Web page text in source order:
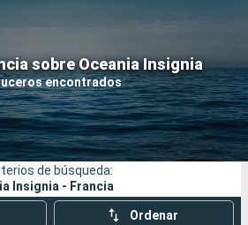
sobre Oceania Insignia
encontrados
Buscar
de búsqueda:
Insignia - Francia
Ordenar